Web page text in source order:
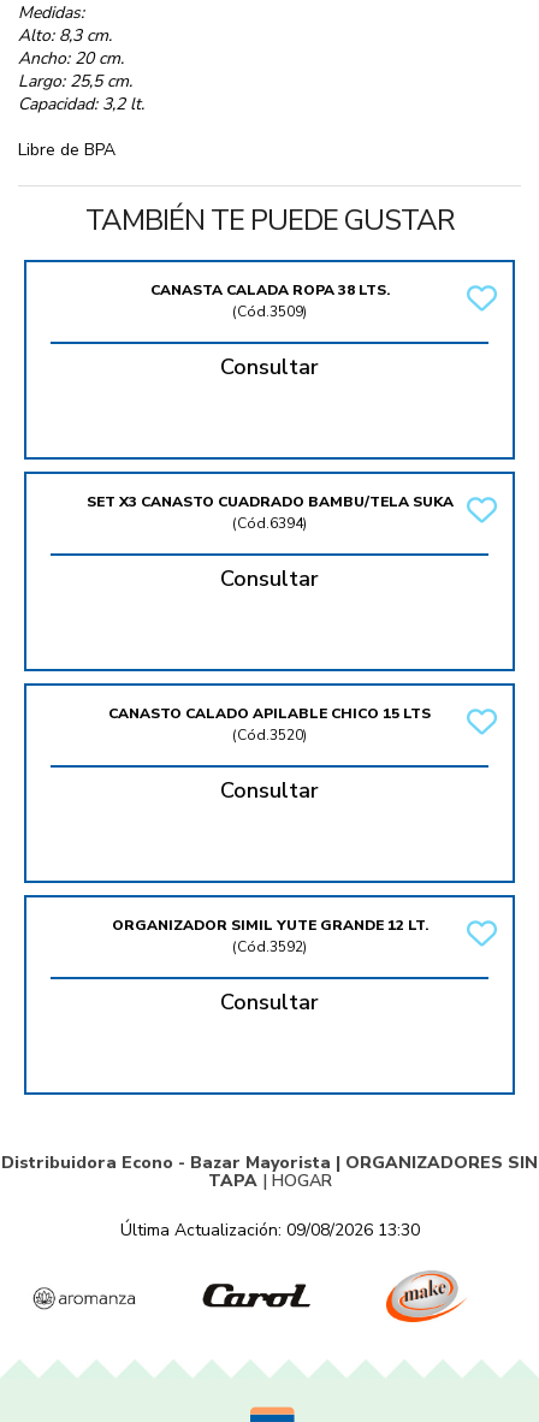
Medidas:
Alto: 8,3 cm.
Ancho: 20 cm.
Largo: 25,5 cm.
Capacidad: 3,2 lt.
Libre de BPA
TAMBIÉN TE PUEDE GUSTAR
CANASTA CALADA ROPA 38 LTS.
(Cód.3509)
Consultar
SET X3 CANASTO CUADRADO BAMBU/TELA SUKA
(Cód.6394)
Consultar
CANASTO CALADO APILABLE CHICO 15 LTS
(Cód.3520)
Consultar
ORGANIZADOR SIMIL YUTE GRANDE 12 LT.
(Cód.3592)
Consultar
Distribuidora Econo - Bazar Mayorista | ORGANIZADORES SIN
TAPA| HOGAR
Última Actualización: 09/08/2026 13:30